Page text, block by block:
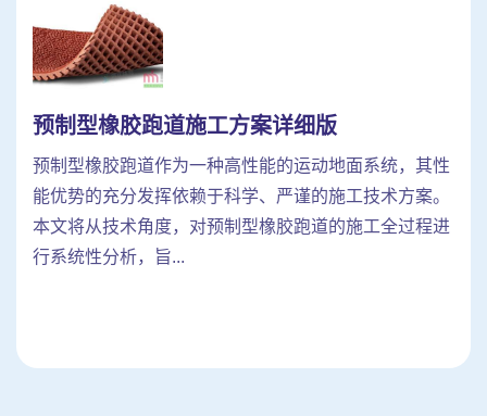
预制型橡胶跑道施工方案详细版
预制型橡胶跑道作为一种高性能的运动地面系统，其性
能优势的充分发挥依赖于科学、严谨的施工技术方案。
本文将从技术角度，对预制型橡胶跑道的施工全过程进
行系统性分析，旨...